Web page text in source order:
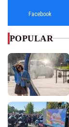
Facebook
POPULAR